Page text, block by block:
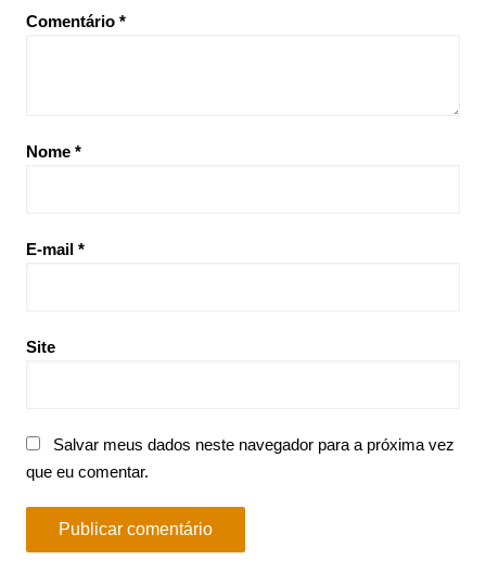
Comentário *
Nome *
E-mail *
Site
Salvar meus dados neste navegador para a próxima vez
que eu comentar.